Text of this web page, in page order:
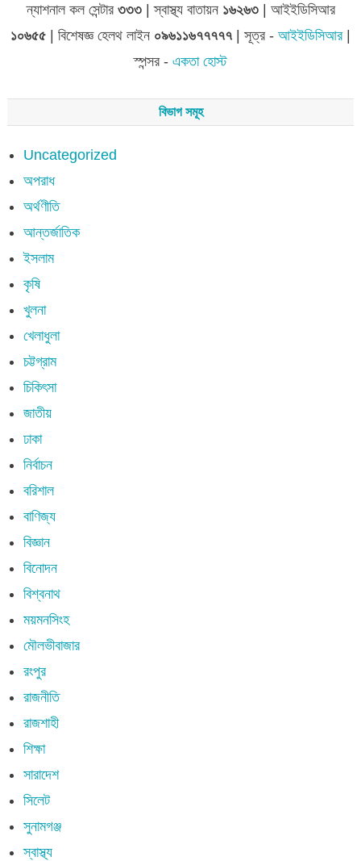
ন্যাশনাল কল সেন্টার ৩৩৩| স্বাস্থ্য বাতায়ন ১৬২৬৩| আইইডিসিআর
১০৬৫৫ | বিশেষজ্ঞ হেলথ লাইন ০৯৬১১৬৭৭৭৭৭| সূত্র - আইইডিসিআর|
স্পন্সর - একতা হোস্ট
বিভাগ সমূহ
Uncategorized
অপরাধ
অর্থণীতি
আন্তর্জাতিক
ইসলাম
কৃষি
খুলনা
খেলাধুলা
চট্টগ্রাম
চিকিৎসা
জাতীয়
ঢাকা
নির্বাচন
বরিশাল
বাণিজ্য
বিজ্ঞান
বিনোদন
বিশ্বনাথ
ময়মনসিংহ
মৌলভীবাজার
রংপুর
রাজনীতি
রাজশাহী
শিক্ষা
সারাদেশ
সিলেট
সুনামগঞ্জ
স্বাস্থ্য